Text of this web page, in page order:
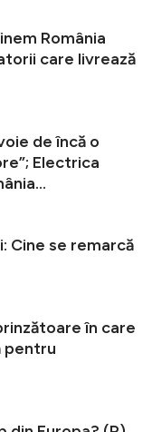
România
care livrează
de încă o
Electrica
Cine se remarcă
în care
pentru